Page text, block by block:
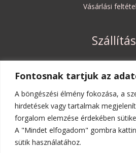
Fontosnak tartjuk az
A böngészési élmény fokozása, a
hirdetések vagy tartalmak
forgalom elemzése érdekében
A "Mindet elfogadom" gombra
sütik használatához.
Vásárlási
Szállítás
Szállítási költségek és
Elállási jog
Rólunk